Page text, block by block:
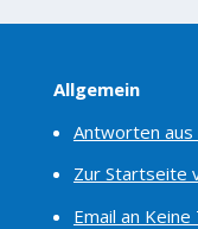
Allgemein
Antworten aus
Zur Startseite
Email an